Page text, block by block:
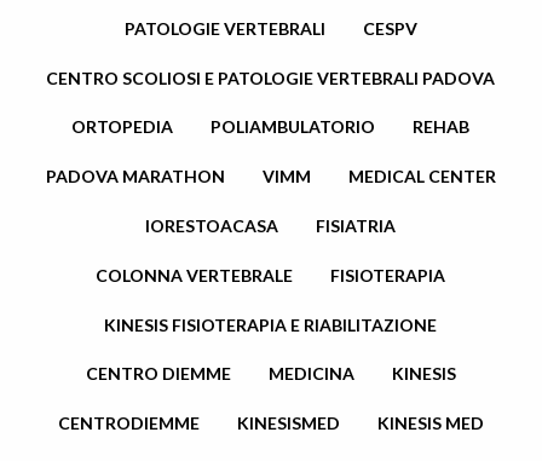
PATOLOGIE VERTEBRALI CESPV
CENTRO SCOLIOSI E PATOLOGIE VERTEBRALI PADOVA
ORTOPEDIA POLIAMBULATORIO REHAB
PADOVA MARATHON VIMM MEDICAL CENTER
IORESTOACASA FISIATRIA
COLONNA VERTEBRALE FISIOTERAPIA
KINESIS FISIOTERAPIA E RIABILITAZIONE
CENTRO DIEMME MEDICINA KINESIS
CENTRODIEMME KINESISMED KINESIS MED